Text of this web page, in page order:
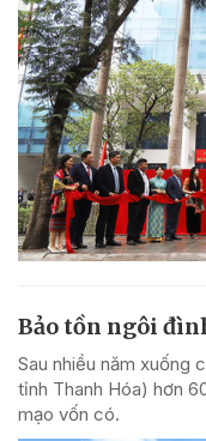
Bảo tồn ngôi
Sau nhiều năm xuống
tỉnh Thanh Hóa) hơn
mạo vốn có.